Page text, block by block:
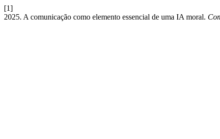
[1]
2025. A comunicação como elemento essencial de uma IA moral.